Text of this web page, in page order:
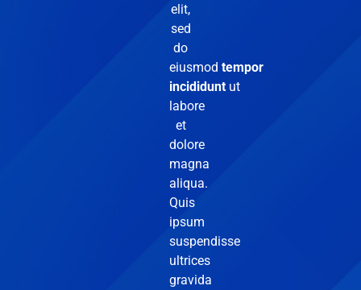
elit,
sed
do
eiusmod tempor
incididunt ut
labore
et
dolore
magna
aliqua.
Quis
ipsum
suspendisse
ultrices
gravida